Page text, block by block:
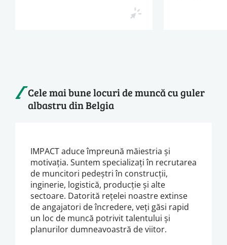
Cele mai bune locuri de muncă cu guler
albastru din Belgia
IMPACT aduce împreună măiestria și
motivația. Suntem specializați în recrutarea
de muncitori pedeștri în construcții,
inginerie, logistică, producție și alte
sectoare. Datorită rețelei noastre extinse
de angajatori de încredere, veți găsi rapid
un loc de muncă potrivit talentului și
planurilor dumneavoastră de viitor.